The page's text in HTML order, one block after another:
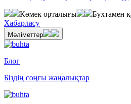
Көмек орталығы
Бухтамен
Хабарласу
Мәліметтер
Блог
Біздің соңғы жаңалықтар